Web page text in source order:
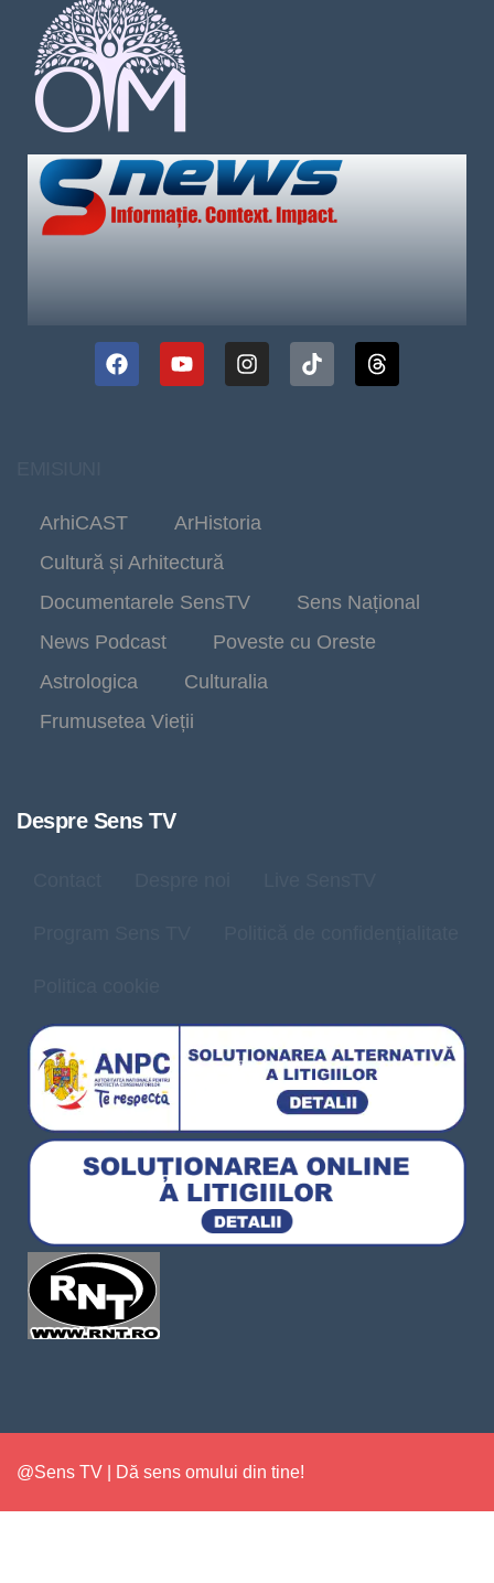
ArhiCAST
ArHistoria
Cultură și Arhitectură
Documentarele SensTV
Sens Național
News Podcast
Poveste cu Oreste
Astrologica
Culturalia
Frumusetea Vieții
Despre Sens TV
@Sens TV | Dă sens omului din tine!